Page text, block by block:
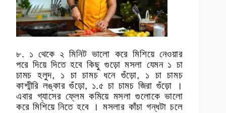
৮. ১ থেকে ২ মিনিট ভালো করে মিশিয়ে নেওয়ার
পরে দিয়ে দিতে হবে কিছু গুড়ো মসলা যেমন ১ চা
চামচ হলুদ, ১ চা চামচ ধনে গুঁড়ো, ১ চা চামচ
কাশ্মীরি লঙ্কার গুঁড়ো, ১.৫ চা চামচ জিরা গুঁড়ো ।
এবার গ্যাসের ফ্লেম কমিয়ে মসলা গুলোকে ভালো
করে মিশিয়ে নিতে হবে । মসলার কাঁচা গন্ধটা চলে